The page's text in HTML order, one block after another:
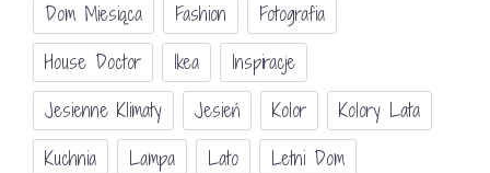
Dom Miesiąca
Fashion
Fotografia
House Doctor
Ikea
Inspiracje
Jesienne Klimaty
Jesień Kolor
Kolory Lata
Kuchnia
Lampa Lato
Letni Dom